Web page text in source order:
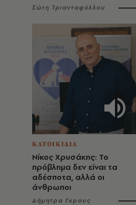
Σώτη Τριανταφύλλου
ΚΑΤΟΙΚΙΔΙΑ
Νίκος Χρυσάκης: Το
πρόβλημα δεν είναι τα
αδέσποτα, αλλά οι
άνθρωποι
Δήμητρα Γκρους